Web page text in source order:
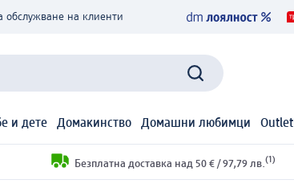
обслужване на клиенти
и дете Домакинство Домашни любимци Outlet
Безплатна доставка над 50 € / 97,79 лв. (1)